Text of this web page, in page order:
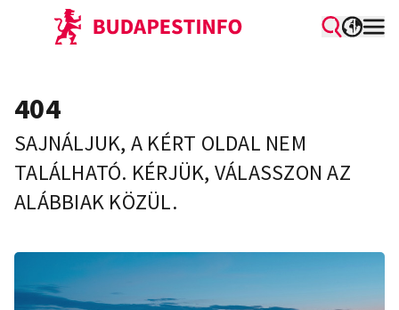
404
SAJNÁLJUK, A KÉRT OLDAL NEM
TALÁLHATÓ. KÉRJÜK, VÁLASSZON AZ
ALÁBBIAK KÖZÜL.